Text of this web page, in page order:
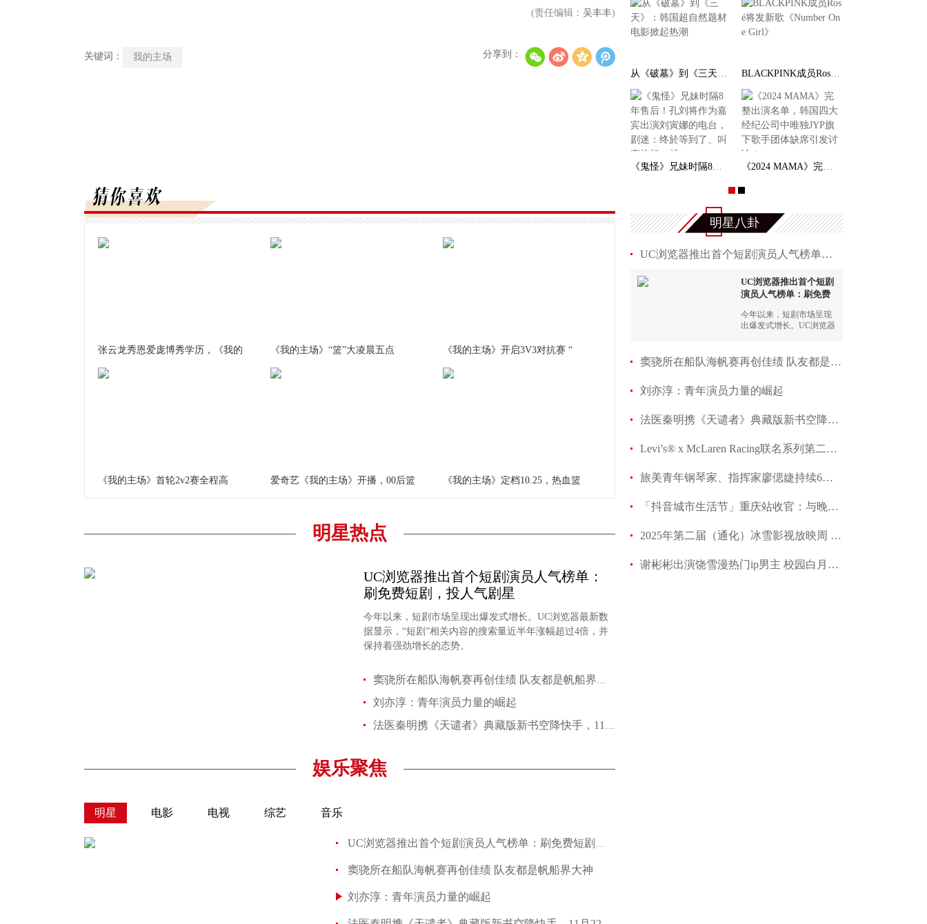
(责任编辑： 吴丰丰)
关键词： 我的主场 分享到：
张云龙秀恩爱庞博秀学历，《我的 《我的主场》“篮”大凌晨五点 《我的主场》开启3V3对抗赛 “
《我的主场》首轮2v2赛全程高 爱奇艺《我的主场》开播，00后篮 《我的主场》定档10.25，热血篮
明星热点
UC浏览器推出首个短剧演员人气榜单：
刷免费短剧，投人气剧星
今年以来，短剧市场呈现出爆发式增长。UC浏览器最新数
据显示，“短剧”相关内容的搜索量近半年涨幅超过4倍，并
保持着强劲增长的态势。
窦骁所在船队海帆赛再创佳绩 队友都是帆船界大神
刘亦淳：青年演员力量的崛起
法医秦明携《天谴者》典藏版新书空降快手，11月22日独家直播与书友
娱乐聚焦
明星 电影 电视 综艺 音乐
UC浏览器推出首个短剧演员人气榜单：刷免费短剧，投人气剧
窦骁所在船队海帆赛再创佳绩 队友都是帆船界大神
刘亦淳：青年演员力量的崛起
从《破墓》到《三天》：韩国超自然题材电影掀起热 BLACKPINK成员Rosé将发新歌《Number One Girl
《鬼怪》兄妹时隔8年售后！孔刘将作为嘉宾出演刘 《2024 MAMA》完整出演名单，韩国四大经纪公司中
明星八卦
UC浏览器推出首个短剧演员人气榜单：刷免费短剧，投
UC浏览器推出首个短剧
演员人气榜单：刷免费
今年以来，短剧市场呈现
出爆发式增长。UC浏览器
幅超过4倍，并保持着强劲
增长的态势。
窦骁所在船队海帆赛再创佳绩 队友都是帆船界大
刘亦淳：青年演员力量的崛起
法医秦明携《天谴者》典藏版新书空降快手，11月22
Levi’s® x McLaren Racing联名系列第二弹来袭
旅美青年钢琴家、指挥家廖偲婕持续6年为特殊儿
「抖音城市生活节」重庆站收官：与晚风“重”逢，于
2025年第二届（通化）冰雪影视放映周 《我在童话里
谢彬彬出演饶雪漫热门ip男主 校园白月光具象化